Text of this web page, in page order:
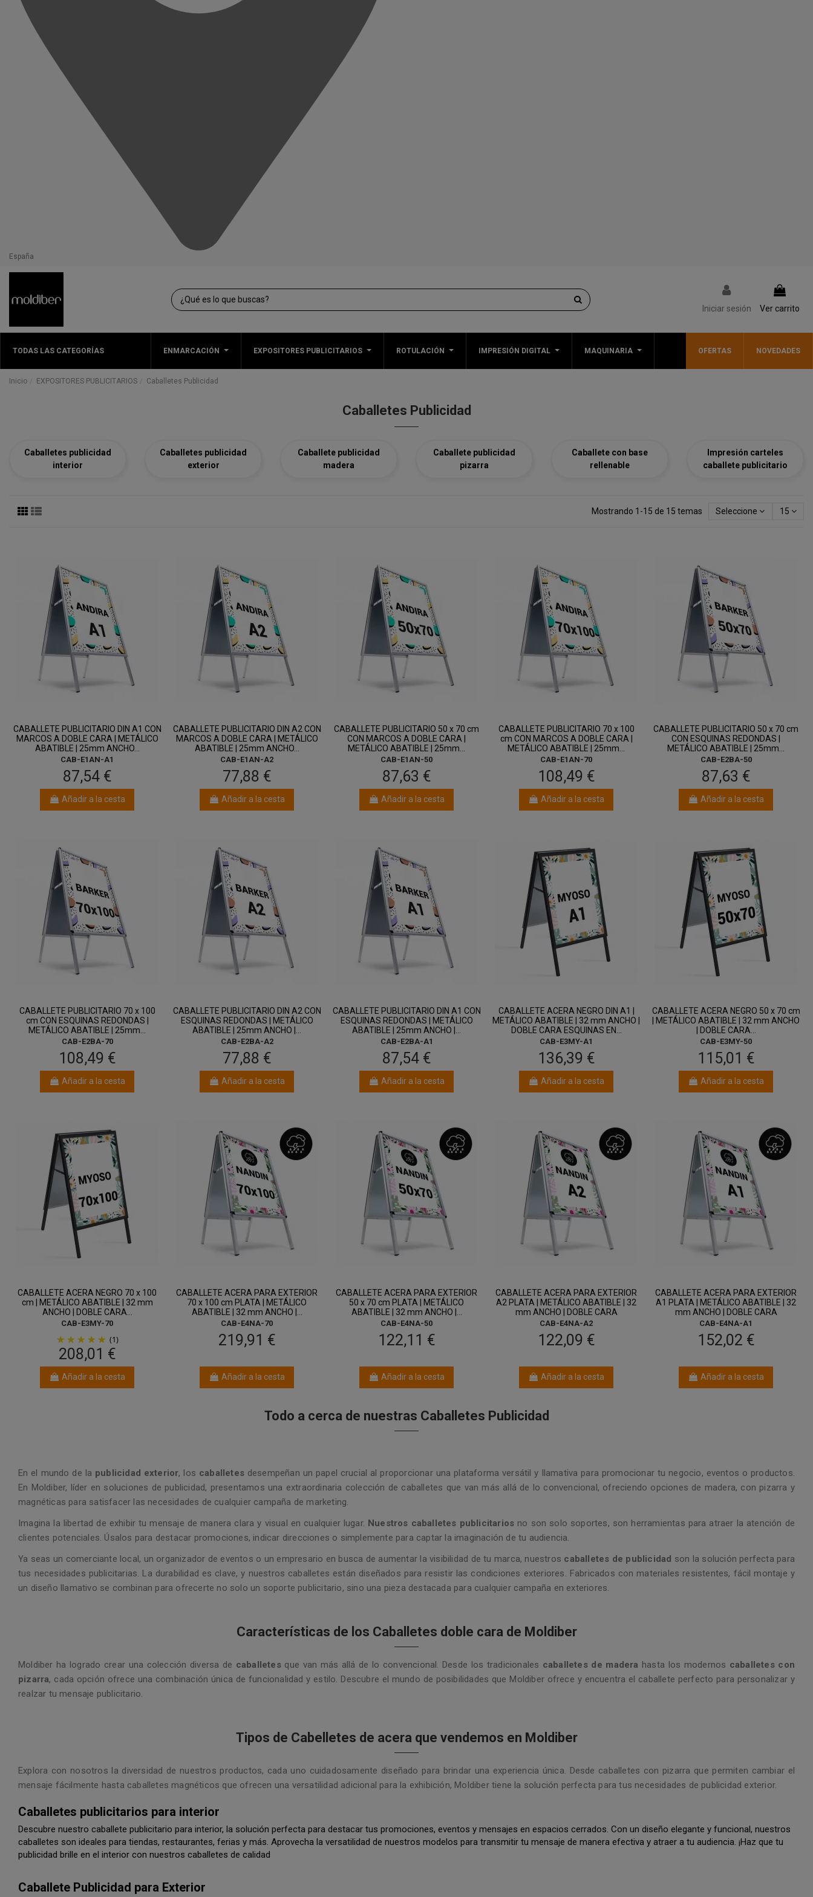
España
Iniciar sesión Ver carrito
TODAS LAS CATEGORÍAS ENMARCACIÓN EXPOSITORES PUBLICITARIOS ROTULACIÓN IMPRESIÓN DIGITAL MAQUINARIA OFERTAS NOVEDADES
Inicio EXPOSITORES PUBLICITARIOS Caballetes Publicidad
Caballetes Publicidad
Caballetes publicidad
interior
Caballetes publicidad
exterior
Caballete publicidad
madera
Caballete publicidad
pizarra
Caballete con base
rellenable
Impresión carteles
caballete publicitario
Mostrando 1-15 de 15 temas Seleccione 15
CABALLETE PUBLICITARIO DIN A1 CON
MARCOS A DOBLE CARA | METÁLICO
ABATIBLE | 25mm ANCHO...
CAB-E1AN-A1
87,54 €
Añadir a la cesta
CABALLETE PUBLICITARIO DIN A2 CON
MARCOS A DOBLE CARA | METÁLICO
ABATIBLE | 25mm ANCHO...
CAB-E1AN-A2
77,88 €
Añadir a la cesta
CABALLETE PUBLICITARIO 50 x 70 cm
CON MARCOS A DOBLE CARA |
METÁLICO ABATIBLE | 25mm...
CAB-E1AN-50
87,63 €
Añadir a la cesta
CABALLETE PUBLICITARIO 70 x 100
cm CON MARCOS A DOBLE CARA |
METÁLICO ABATIBLE | 25mm...
CAB-E1AN-70
108,49 €
Añadir a la cesta
CABALLETE PUBLICITARIO 50 x 70 cm
CON ESQUINAS REDONDAS |
METÁLICO ABATIBLE | 25mm...
CAB-E2BA-50
87,63 €
Añadir a la cesta
CABALLETE PUBLICITARIO 70 x 100
cm CON ESQUINAS REDONDAS |
METÁLICO ABATIBLE | 25mm...
CAB-E2BA-70
108,49 €
Añadir a la cesta
CABALLETE PUBLICITARIO DIN A2 CON
ESQUINAS REDONDAS | METÁLICO
ABATIBLE | 25mm ANCHO |...
CAB-E2BA-A2
77,88 €
Añadir a la cesta
CABALLETE PUBLICITARIO DIN A1 CON
ESQUINAS REDONDAS | METÁLICO
ABATIBLE | 25mm ANCHO |...
CAB-E2BA-A1
87,54 €
Añadir a la cesta
CABALLETE ACERA NEGRO DIN A1 |
METÁLICO ABATIBLE | 32 mm ANCHO |
DOBLE CARA ESQUINAS EN...
CAB-E3MY-A1
136,39 €
Añadir a la cesta
CABALLETE ACERA NEGRO 50 x 70 cm
| METÁLICO ABATIBLE | 32 mm ANCHO
| DOBLE CARA...
CAB-E3MY-50
115,01 €
Añadir a la cesta
CABALLETE ACERA NEGRO 70 x 100
cm | METÁLICO ABATIBLE | 32 mm
ANCHO | DOBLE CARA...
CAB-E3MY-70
(1)
208,01 €
Añadir a la cesta
CABALLETE ACERA PARA EXTERIOR
70 x 100 cm PLATA | METÁLICO
ABATIBLE | 32 mm ANCHO |...
CAB-E4NA-70
219,91 €
Añadir a la cesta
CABALLETE ACERA PARA EXTERIOR
50 x 70 cm PLATA | METÁLICO
ABATIBLE | 32 mm ANCHO |...
CAB-E4NA-50
122,11 €
Añadir a la cesta
CABALLETE ACERA PARA EXTERIOR
A2 PLATA | METÁLICO ABATIBLE | 32
mm ANCHO | DOBLE CARA
CAB-E4NA-A2
122,09 €
Añadir a la cesta
CABALLETE ACERA PARA EXTERIOR
A1 PLATA | METÁLICO ABATIBLE | 32
mm ANCHO | DOBLE CARA
CAB-E4NA-A1
152,02 €
Añadir a la cesta
Todo a cerca de nuestras Caballetes Publicidad
En el mundo de la publicidad exterior, los caballetesdesempeñan un papel crucial al proporcionar una plataforma versátil y llamativa para promocionar tu negocio, eventos o productos.
En Moldiber, líder en soluciones de publicidad, presentamos una extraordinaria colección de caballetes que van más allá de lo convencional, ofreciendo opciones de madera, con pizarra y
magnéticas para satisfacer las necesidades de cualquier campaña de marketing.
Imagina la libertad de exhibir tu mensaje de manera clara y visual en cualquier lugar. Nuestros caballetes publicitarios no son solo soportes, son herramientas para atraer la atención de
clientes potenciales. Úsalos para destacar promociones, indicar direcciones o simplemente para captar la imaginación de tu audiencia.
Ya seas un comerciante local, un organizador de eventos o un empresario en busca de aumentar la visibilidad de tu marca, nuestros caballetes de publicidad son la solución perfecta para
tus necesidades publicitarias. La durabilidad es clave, y nuestros caballetes están diseñados para resistir las condiciones exteriores. Fabricados con materiales resistentes, fácil montaje y
un diseño llamativo se combinan para ofrecerte no solo un soporte publicitario, sino una pieza destacada para cualquier campaña en exteriores.
Características de los Caballetes doble cara de Moldiber
Moldiber ha logrado crear una colección diversa de caballetesque van más allá de lo convencional. Desde los tradicionales caballetes de madera hasta los modernos caballetes con
pizarra, cada opción ofrece una combinación única de funcionalidad y estilo. Descubre el mundo de posibilidades que Moldiber ofrece y encuentra el caballete perfecto para personalizar y
realzar tu mensaje publicitario.
Tipos de Cabelletes de acera que vendemos en Moldiber
Explora con nosotros la diversidad de nuestros productos, cada uno cuidadosamente diseñado para brindar una experiencia única. Desde caballetes con pizarra que permiten cambiar el
mensaje fácilmente hasta caballetes magnéticos que ofrecen una versatilidad adicional para la exhibición, Moldiber tiene la solución perfecta para tus necesidades de publicidad exterior.
Caballetes publicitarios para interior
Descubre nuestro caballete publicitario para interior, la solución perfecta para destacar tus promociones, eventos y mensajes en espacios cerrados. Con un diseño elegante y funcional, nuestros
caballetes son ideales para tiendas, restaurantes, ferias y más. Aprovecha la versatilidad de nuestros modelos para transmitir tu mensaje de manera efectiva y atraer a tu audiencia. ¡Haz que tu
publicidad brille en el interior con nuestros caballetes de calidad
Caballete Publicidad para Exterior